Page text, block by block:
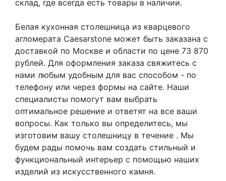
склад, где всегда есть товары в наличии.
Белая кухонная столешница из кварцевого
агломерата Caesarstone может быть заказана с
доставкой по Москве и области по цене 73 870
рублей. Для оформления заказа свяжитесь с
нами любым удобным для вас способом - по
телефону или через формы на сайте. Наши
специалисты помогут вам выбрать
оптимальное решение и ответят на все ваши
вопросы. Как только вы определитесь, мы
изготовим вашу столешницу в течение . Мы
будем рады помочь вам создать стильный и
функциональный интерьер с помощью наших
изделий из искусственного камня.